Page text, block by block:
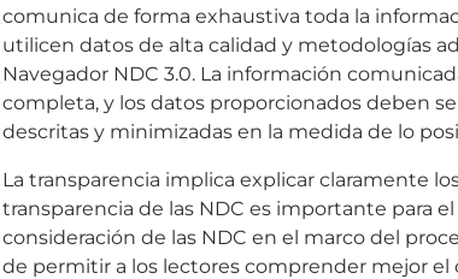
comunica de forma exhaustiva toda la
utilicen datos de alta calidad y metodologías
Navegador NDC 3.0. La información
completa, y los datos proporcionados deben
descritas y minimizadas en la medida de lo
La transparencia implica explicar claramente
transparencia de las NDC es importante para
consideración de las NDC en el marco del
de permitir a los lectores comprender mejor